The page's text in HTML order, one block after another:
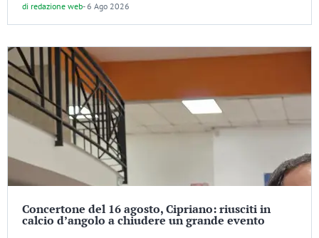
di redazione web-6 Ago 2026
Concertone del 16 agosto, Cipriano: riusciti in
calcio d’angolo a chiudere un grande evento